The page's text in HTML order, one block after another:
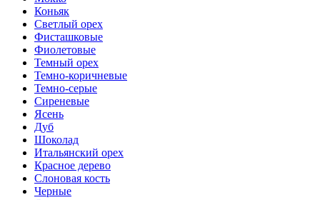
Коньяк
Светлый орех
Фисташковые
Фиолетовые
Темный орех
Темно-коричневые
Темно-серые
Сиреневые
Ясень
Дуб
Шоколад
Итальянский орех
Красное дерево
Слоновая кость
Черные